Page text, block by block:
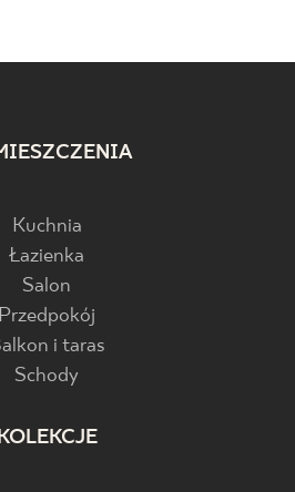
Kuchnia
Łazienka
Salon
Przedpokój
i taras
Schody